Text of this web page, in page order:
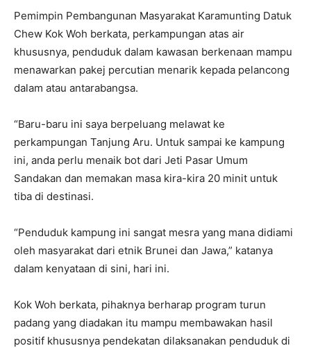
Pemimpin Pembangunan Masyarakat Karamunting Datuk
Chew Kok Woh berkata, perkampungan atas air
khususnya, penduduk dalam kawasan berkenaan mampu
menawarkan pakej percutian menarik kepada pelancong
dalam atau antarabangsa.
“Baru-baru ini saya berpeluang melawat ke
perkampungan Tanjung Aru. Untuk sampai ke kampung
ini, anda perlu menaik bot dari Jeti Pasar Umum
Sandakan dan memakan masa kira-kira 20 minit untuk
tiba di destinasi.
“Penduduk kampung ini sangat mesra yang mana didiami
oleh masyarakat dari etnik Brunei dan Jawa,” katanya
dalam kenyataan di sini, hari ini.
Kok Woh berkata, pihaknya berharap program turun
padang yang diadakan itu mampu membawakan hasil
positif khususnya pendekatan dilaksanakan penduduk di